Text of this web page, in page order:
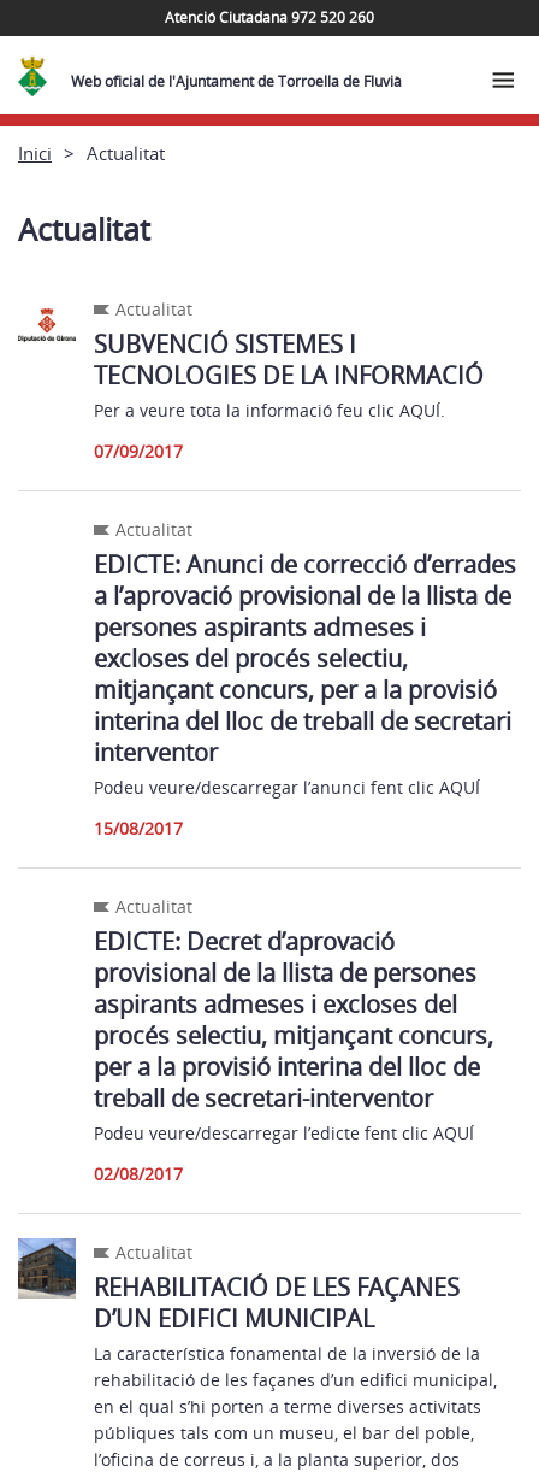
Atenció Ciutadana 972 520 260
Web oficial de l'Ajuntament de Torroella de Fluvià
Inici Actualitat
Actualitat
Actualitat
SUBVENCIÓ SISTEMES I
TECNOLOGIES DE LA INFORMACIÓ
Per a veure tota la informació feu clic AQUÍ.
07/09/2017
Actualitat
EDICTE: Anunci de correcció d’errades
a l’aprovació provisional de la llista de
persones aspirants admeses i
excloses del procés selectiu,
mitjançant concurs, per a la provisió
interina del lloc de treball de secretari
interventor
Podeu veure/descarregar l’anunci fent clic AQUÍ
15/08/2017
Actualitat
EDICTE: Decret d’aprovació
provisional de la llista de persones
aspirants admeses i excloses del
procés selectiu, mitjançant concurs,
per a la provisió interina del lloc de
treball de secretari-interventor
Podeu veure/descarregar l’edicte fent clic AQUÍ
02/08/2017
Actualitat
REHABILITACIÓ DE LES FAÇANES
D’UN EDIFICI MUNICIPAL
La característica fonamental de la inversió de la
rehabilitació de les façanes d’un edifici municipal,
en el qual s’hi porten a terme diverses activitats
públiques tals com un museu, el bar del poble,
l’oficina de correus i, a la planta superior, dos